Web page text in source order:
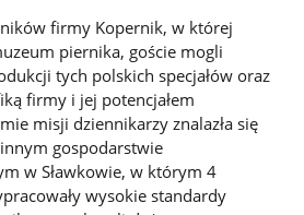
firmy Kopernik, w której
piernika, goście mogli
tych polskich specjałów oraz
firmy i jej potencjałem
misji dziennikarzy znalazła się
gospodarstwie
w Sławkowie, w którym 4
wysokie standardy